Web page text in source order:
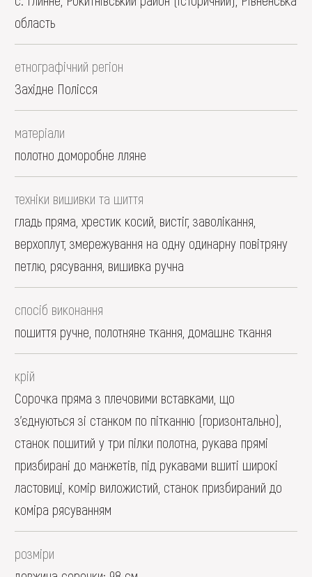
область
етнографічний регіон
Західне Полісся
матеріали
полотно доморобне лляне
техніки вишивки та шиття
гладь пряма, хрестик косий, вистіг, заволікання,
верхоплут, змережування на одну одинарну повітряну
петлю, рясування, вишивка ручна
спосіб виконання
пошиття ручне, полотняне ткання, домашнє ткання
крій
Сорочка пряма з плечовими вставками, що
з’єднуються зі станком по пітканню (горизонтально),
станок пошитий у три пілки полотна, рукава прямі
призбирані до манжетів, під рукавами вшиті широкі
ластовиці, комір виложистий, станок призбираний до
коміра рясуванням
розміри